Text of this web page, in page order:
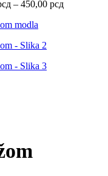
– 450,00 рсд